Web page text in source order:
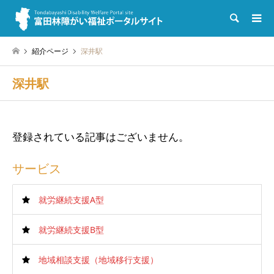
検索
紹介ページ 深井駅
深井駅
登録されている記事はございません。
サービス
就労継続支援A型
就労継続支援B型
地域相談支援（地域移行支援）